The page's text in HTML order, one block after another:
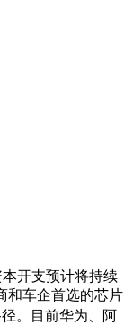
开支预计将持续
和车企首选的芯片
。目前华为、阿